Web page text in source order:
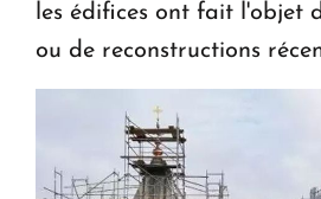
les édifices ont fait l'objet
ou de reconstructions